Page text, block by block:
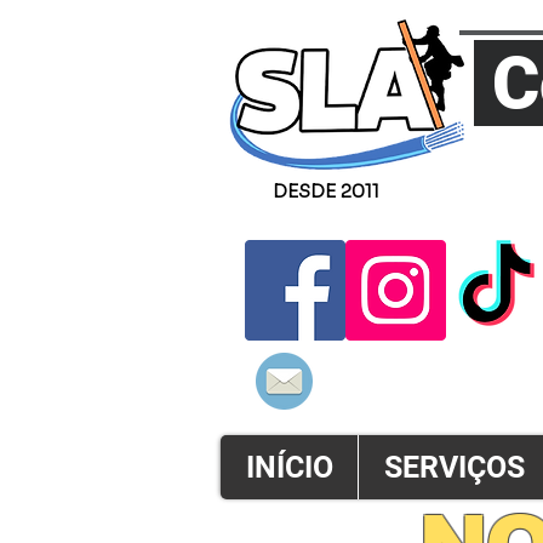
DESDE 2011
INÍCIO SERVIÇOS